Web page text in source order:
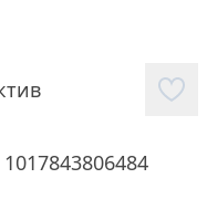
1017843806484